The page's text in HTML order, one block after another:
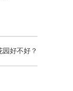
园好不好？